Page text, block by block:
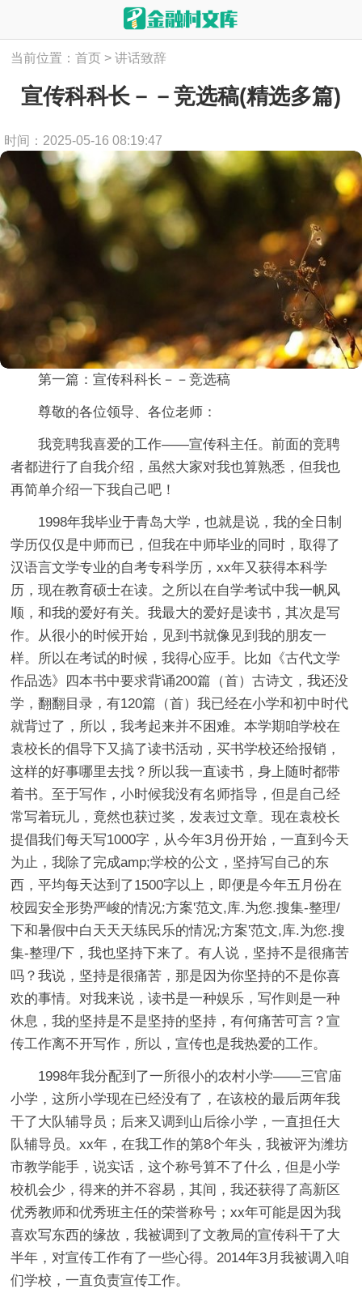
当前位置：首页 > 讲话致辞
宣传科科长－－竞选稿(精选多篇)
时间：2025-05-16 08:19:47
第一篇：宣传科科长－－竞选稿
尊敬的各位领导、各位老师：
我竞聘我喜爱的工作——宣传科主任。前面的竞聘
者都进行了自我介绍，虽然大家对我也算熟悉，但我也
再简单介绍一下我自己吧！
1998年我毕业于青岛大学，也就是说，我的全日制
学历仅仅是中师而已，但我在中师毕业的同时，取得了
汉语言文学专业的自考专科学历，xx年又获得本科学
历，现在教育硕士在读。之所以在自学考试中我一帆风
顺，和我的爱好有关。我最大的爱好是读书，其次是写
作。从很小的时候开始，见到书就像见到我的朋友一
样。所以在考试的时候，我得心应手。比如《古代文学
作品选》四本书中要求背诵200篇（首）古诗文，我还没
学，翻翻目录，有120篇（首）我已经在小学和初中时代
就背过了，所以，我考起来并不困难。本学期咱学校在
袁校长的倡导下又搞了读书活动，买书学校还给报销，
这样的好事哪里去找？所以我一直读书，身上随时都带
着书。至于写作，小时候我没有名师指导，但是自己经
常写着玩儿，竟然也获过奖，发表过文章。现在袁校长
提倡我们每天写1000字，从今年3月份开始，一直到今天
为止，我除了完成amp;学校的公文，坚持写自己的东
西，平均每天达到了1500字以上，即便是今年五月份在
校园安全形势严峻的情况;方案'范文,库.为您.搜集-整理/
下和暑假中白天天天练民乐的情况;方案'范文,库.为您.搜
集-整理/下，我也坚持下来了。有人说，坚持不是很痛苦
吗？我说，坚持是很痛苦，那是因为你坚持的不是你喜
欢的事情。对我来说，读书是一种娱乐，写作则是一种
休息，我的坚持是不是坚持的坚持，有何痛苦可言？宣
传工作离不开写作，所以，宣传也是我热爱的工作。
1998年我分配到了一所很小的农村小学——三官庙
小学，这所小学现在已经没有了，在该校的最后两年我
干了大队辅导员；后来又调到山后徐小学，一直担任大
队辅导员。xx年，在我工作的第8个年头，我被评为潍坊
市教学能手，说实话，这个称号算不了什么，但是小学
校机会少，得来的并不容易，其间，我还获得了高新区
优秀教师和优秀班主任的荣誉称号；xx年可能是因为我
喜欢写东西的缘故，我被调到了文教局的宣传科干了大
半年，对宣传工作有了一些心得。2014年3月我被调入咱
们学校，一直负责宣传工作。